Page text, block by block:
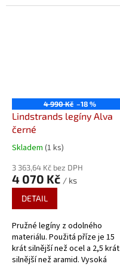
4 990 Kč –18 %
Lindstrands legíny Alva
černé
Skladem (1 ks)
3 363,64 Kč bez DPH
4 070 Kč / ks
DETAIL
Pružné legíny z odolného
materiálu. Použitá příze je 15
krát silnější než ocel a 2,5 krát
silnější než aramid. Vysoká